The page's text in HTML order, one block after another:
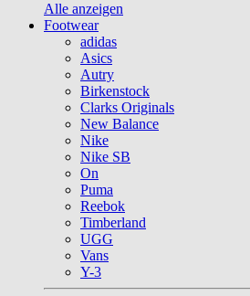
Alle anzeigen
Footwear
adidas
Asics
Autry
Birkenstock
Clarks Originals
New Balance
Nike
Nike SB
On
Puma
Reebok
Timberland
UGG
Vans
Y-3